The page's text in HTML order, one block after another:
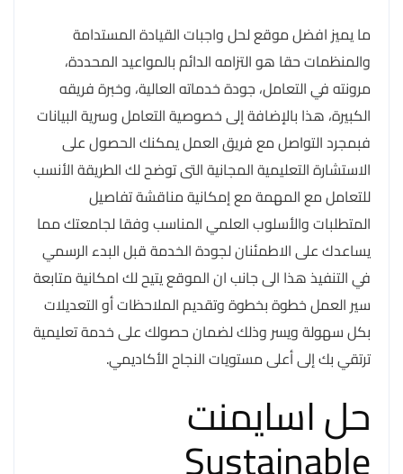
ما يميز افضل موقع لحل واجبات القيادة المستدامة
والمنظمات حقا هو التزامه الدائم بالمواعيد المحددة،
مرونته في التعامل، جودة خدماته العالية، وخبرة فريقه
الكبيرة، هذا بالإضافة إلى خصوصية التعامل وسرية البيانات
فبمجرد التواصل مع فريق العمل يمكنك الحصول على
الاستشارة التعليمية المجانية التى توضح لك الطريقة الأنسب
للتعامل مع المهمة مع إمكانية مناقشة تفاصيل
المتطلبات والأسلوب العلمي المناسب وفقا لجامعتك مما
يساعدك على الاطمئنان لجودة الخدمة قبل البدء الرسمي
في التنفيذ هذا الى جانب ان الموقع يتيح لك امكانية متابعة
سير العمل خطوة بخطوة وتقديم الملاحظات أو التعديلات
بكل سهولة ويسر وذلك لضمان حصولك على خدمة تعليمية
ترتقي بك إلى أعلى مستويات النجاح الأكاديمي.
حل اسايمنت